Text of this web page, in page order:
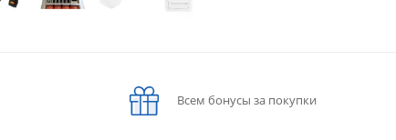
Всем бонусы за покупки